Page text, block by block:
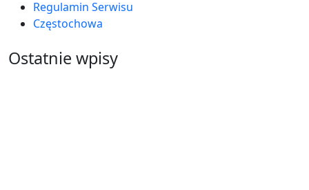
Regulamin Serwisu
Częstochowa
Ostatnie wpisy